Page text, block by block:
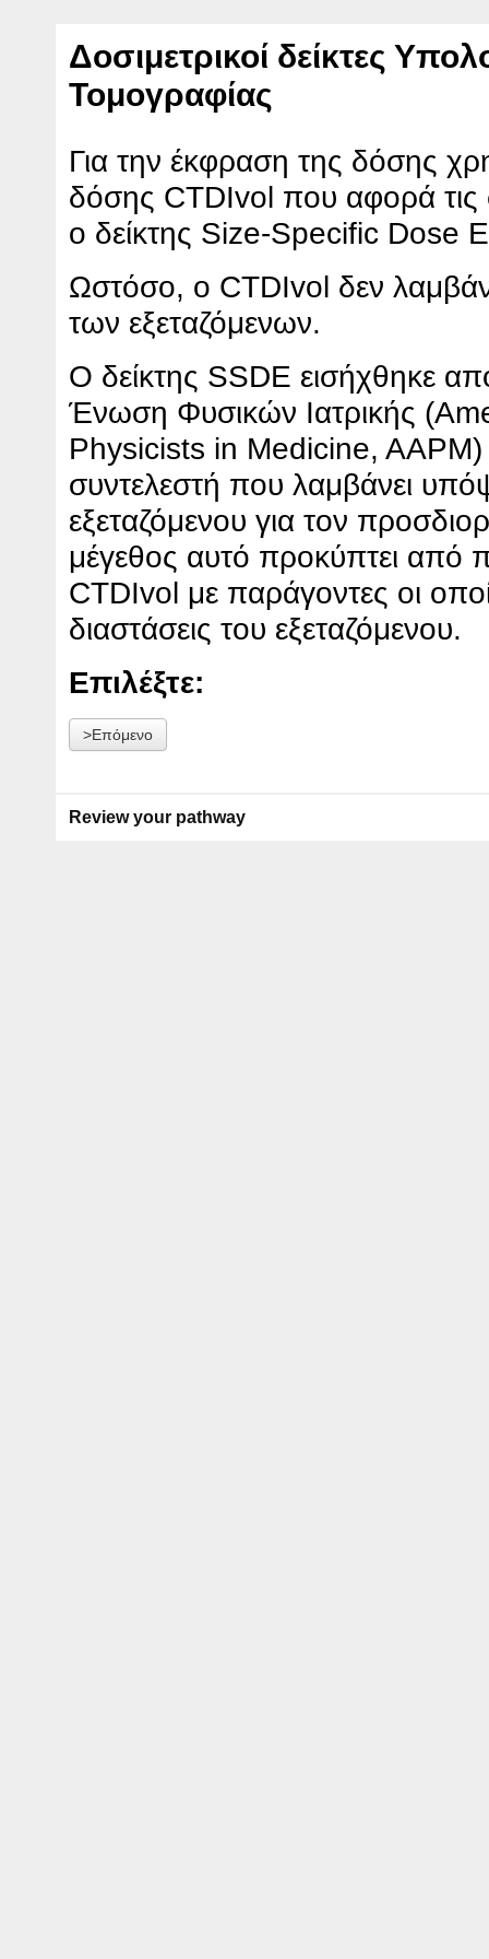
Δοσιμετρικοί δείκτες
Τομογραφίας
Για την έκφραση της δόσης
δόσης CTDIvol που αφορά τις
ο δείκτης Size-Specific Dose
Ωστόσο, ο CTDIvol δεν
των εξεταζόμενων.
Ο δείκτης SSDE εισήχθηκε
Ένωση Φυσικών Ιατρικής
Physicists in Medicine, AAPM)
συντελεστή που λαμβάνει
εξεταζόμενου για τον
μέγεθος αυτό προκύπτει από
CTDIvol με παράγοντες οι
διαστάσεις του εξεταζόμενου.
Επιλέξτε:
>Επόμενο
Review your pathway